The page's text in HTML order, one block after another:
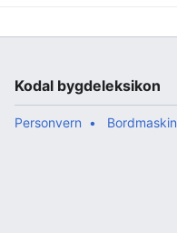
Kodal bygdeleksikon
Personvern Bordmaskin